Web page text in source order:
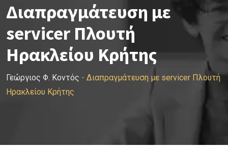
Διαπραγμάτευση με
servicer Πλουτή
Ηρακλείου Κρήτης
Γεώργιος Φ. Κοντός - Διαπραγμάτευση με servicer Πλουτή
Ηρακλείου Κρήτης